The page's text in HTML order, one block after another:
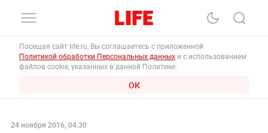
Посещая сайт life.ru, Вы соглашаетесь с приложенной
Политикой обработки Персональных данных и с использованием
файлов cookie, указанных в данной Политике.
ОК
24 ноября 2016, 04:30